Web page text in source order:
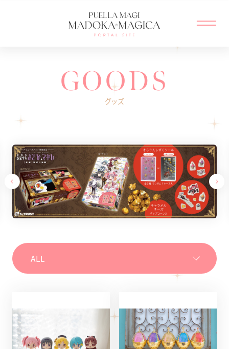
MENU CLOSE
GOODS
グッズ